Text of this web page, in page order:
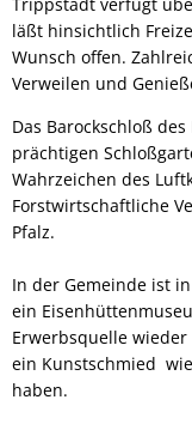
läßt hinsichtlich
Wunsch offen.
Verweilen und
Das Barockschloß
prächtigen
Wahrzeichen des
Forstwirtschaftliche
Pfalz.
In der Gemeinde ist
ein
Erwerbsquelle
ein Kunstschmied
haben.